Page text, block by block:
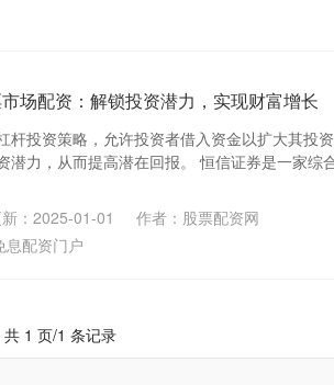
场配资：解锁投资潜力，实现财富增长
杆投资策略，允许投资者借入资金以扩大其投
潜力，从而提高潜在回报。 恒信证券是一家综
：2025-01-01
作者：股票配资网
息配资门户
共 1 页/1 条记录